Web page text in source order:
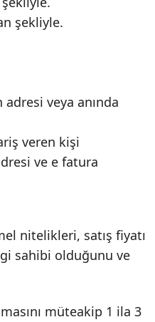
şekliyle.
veya anında
veren kişi
ve e fatura
nitelikleri, satış fiyatı
sahibi olduğunu ve
müteakip 1 ila 3